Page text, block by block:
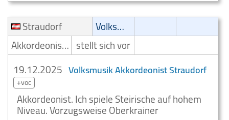
Straudorf
Volksmusik
Akkordeonist/Akkordeonspieler stellt sich vor
19.12.2025 Volksmusik Akkordeonist Straudorf
+voc
Akkordeonist. Ich spiele Steirische auf hohem
Niveau. Vorzugsweise Oberkrainer